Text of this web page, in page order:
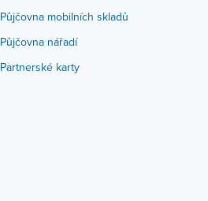
Půjčovna mobilních skladů
Půjčovna nářadí
Partnerské karty